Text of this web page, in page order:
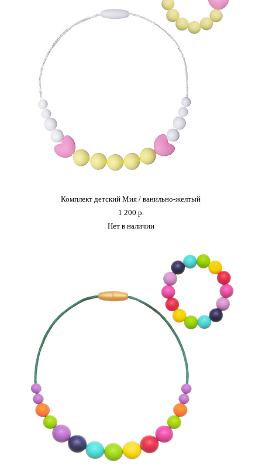
Комплект детский Мия / ванильно-желтый
1 200 p.
Нет в наличии